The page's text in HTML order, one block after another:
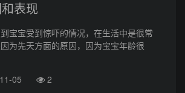
表现
宝宝受到惊吓的情况，在生活中是很常
为先天方面的原因，因为宝宝年龄很
11-05 2